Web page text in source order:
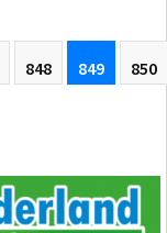
848 849 850